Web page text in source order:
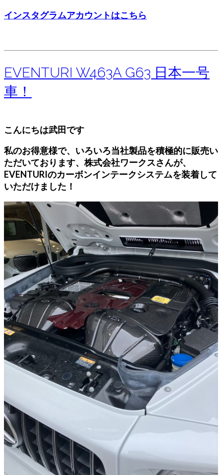
インスタグラムアカウントはこちら
EVENTURI W463A G63 日本一号
車！
こんにちは武田です
私のお得意様で、いろいろ当社製品を積極的に販売い
ただいております、株式会社ワークスさんが、
EVENTURIのカーボンインテークシステムを装着して
いただけました！